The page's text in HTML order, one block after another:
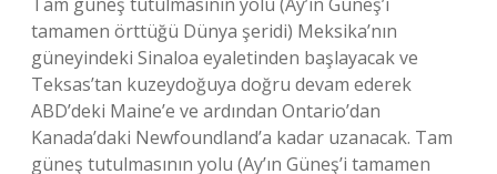
tamamen örttüğü Dünya şeridi) Meksika’nın
güneyindeki Sinaloa eyaletinden başlayacak ve
Teksas’tan kuzeydoğuya doğru devam ederek
ABD’deki Maine’e ve ardından Ontario’dan
Kanada’daki Newfoundland’a kadar uzanacak. Tam
güneş tutulmasının yolu (Ay’ın Güneş’i tamamen